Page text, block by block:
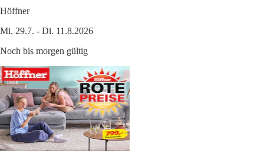
Höffner
Mi. 29.7. - Di. 11.8.2026
Noch bis morgen gültig